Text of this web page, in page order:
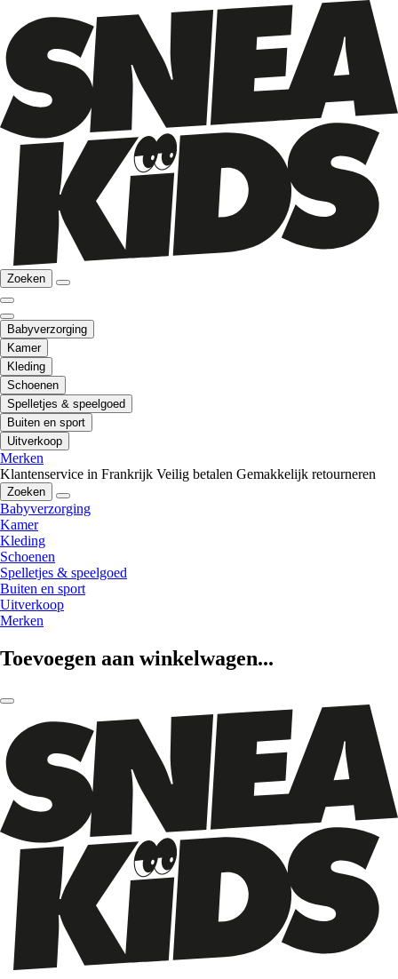
Zoeken
Babyverzorging
Kamer
Kleding
Schoenen
Spelletjes & speelgoed
Buiten en sport
Uitverkoop
Merken
Klantenservice in Frankrijk Veilig betalen Gemakkelijk retourneren
Zoeken
Babyverzorging
Kamer
Kleding
Schoenen
Spelletjes & speelgoed
Buiten en sport
Uitverkoop
Merken
Toevoegen aan winkelwagen...